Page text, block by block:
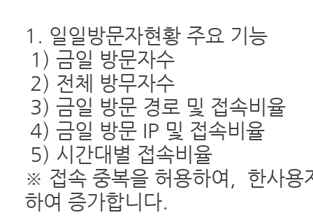
1. 일일방문자현황 주요 기능
1) 금일 방문자수
2) 전체 방무자수
3) 금일 방문 경로 및 접속비율
4) 금일 방문 IP 및 접속비율
5) 시간대별 접속비율
※ 접속 중복을 허용하여, 한사용
하여 증가합니다.